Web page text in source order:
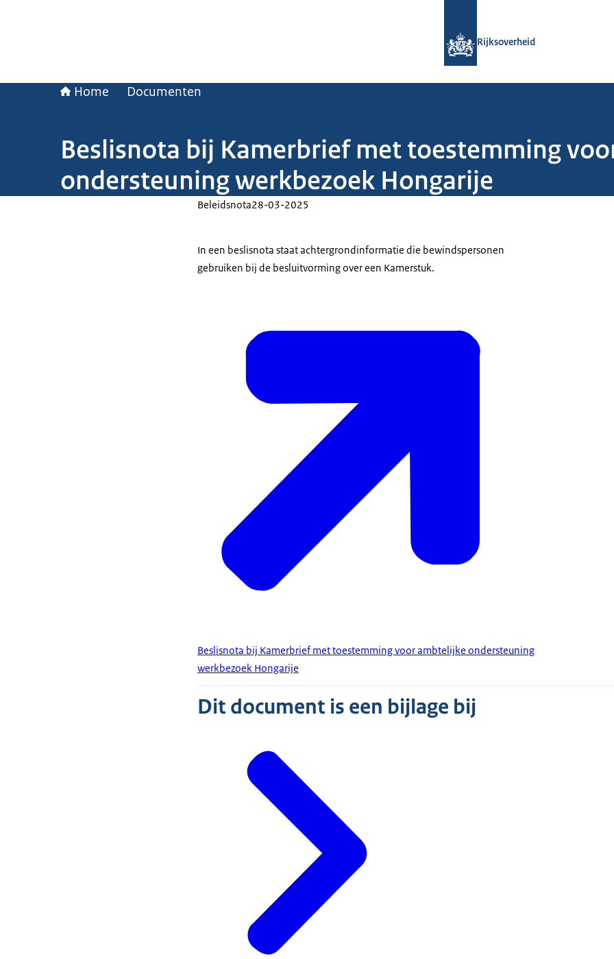
Rijksoverheid
Home Documenten
Beslisnota bij Kamerbrief met toestemming
ondersteuning werkbezoek Hongarije
Beleidsnota28-03-2025
In een beslisnota staat achtergrondinformatie die bewindspersonen
gebruiken bij de besluitvorming over een Kamerstuk.
Beslisnota bij Kamerbrief met toestemming voor ambtelijke ondersteuning
werkbezoek Hongarije
Dit document is een bijlage bij